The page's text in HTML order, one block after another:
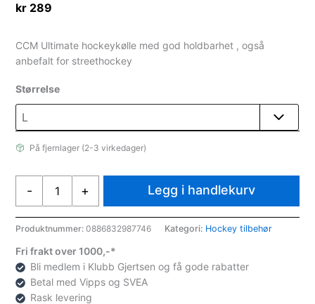
kr 289
CCM Ultimate hockeykølle med god holdbarhet , også
anbefalt for streethockey
Størrelse
På fjernlager (2-3 virkedager)
-
Ultimate
+ Legg i handlekurv
Produktnummer:0886832987746 Kategori: Hockey tilbehør
Fri frakt over 1000,-*
Bli medlem i Klubb Gjertsen og få gode rabatter
Betal med Vipps og SVEA
Rask levering